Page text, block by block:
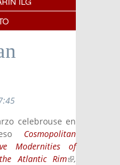
celebrouse en
Cosmopolitan
Modernities of
Atlantic Rim(link is
,